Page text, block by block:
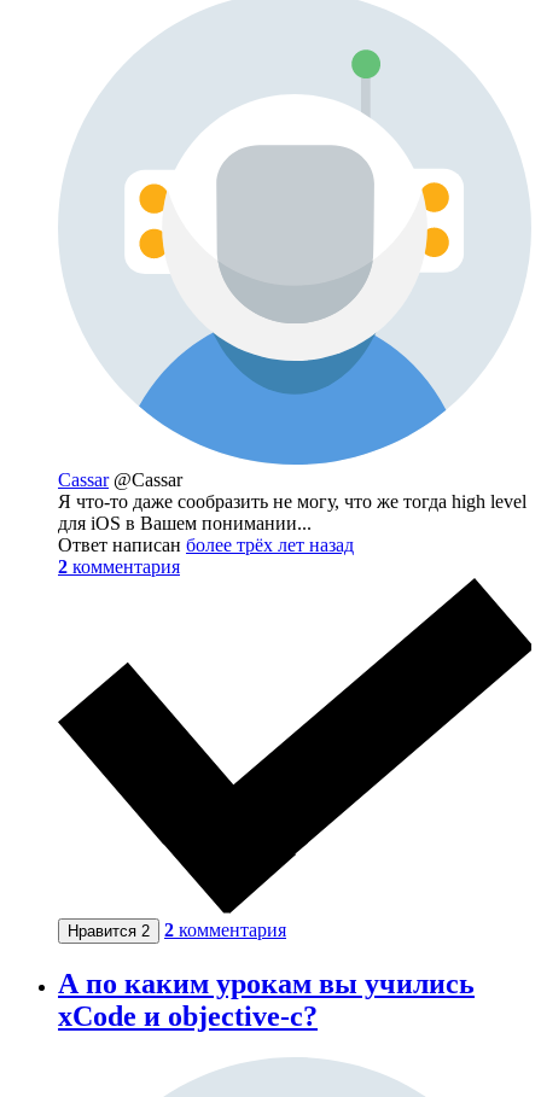
Cassar @Cassar
Я что-то даже сообразить не могу, что же тогда high level
для iOS в Вашем понимании...
Ответ написан более трёх лет назад
2 комментария
Нравится 2 2 комментария
А по каким урокам вы учились
xCode и objective-c?